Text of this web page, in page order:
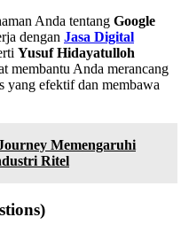
Anda tentang Google
dengan Jasa Digital
Yusuf Hidayatulloh
membantu Anda merancang
yang efektif dan membawa
Memengaruhi
Ritel